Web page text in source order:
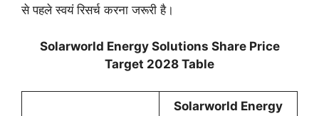
से पहले स्वयं रिसर्च करना जरूरी है।
Solarworld Energy Solutions Share Price
Target 2028 Table
Solarworld Energy